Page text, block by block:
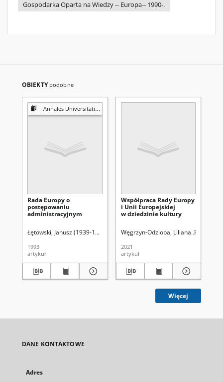
Gospodarka Oparta na Wiedzy -- Europa-- 1990-.
OBIEKTY podobne
Annales Universitatis Mariae Curie-Skłodowska. Sectio G, Ius
Rada Europy o
postępowaniu
administracyjnym
Łętowski, Janusz (1939-1999) Uniwersytet Marii Curie-Skłodowskiej
1993
artykuł
Współpraca Rady Europy
i Unii Europejskiej
w dziedzinie kultury
Węgrzyn-Odzioba, Liliana Polska
2021
artykuł
Więcej
DANE KONTAKTOWE
Adres